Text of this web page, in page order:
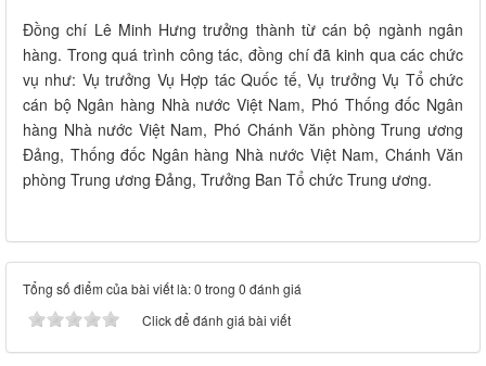
Đồng chí Lê Minh Hưng trưởng thành từ cán bộ ngành ngân
hàng. Trong quá trình công tác, đồng chí đã kinh qua các chức
vụ như: Vụ trưởng Vụ Hợp tác Quốc tế, Vụ trưởng Vụ Tổ chức
cán bộ Ngân hàng Nhà nước Việt Nam, Phó Thống đốc Ngân
hàng Nhà nước Việt Nam, Phó Chánh Văn phòng Trung ương
Đảng, Thống đốc Ngân hàng Nhà nước Việt Nam, Chánh Văn
phòng Trung ương Đảng, Trưởng Ban Tổ chức Trung ương.
Tổng số điểm của bài viết là: 0 trong 0 đánh giá
Click để đánh giá bài viết